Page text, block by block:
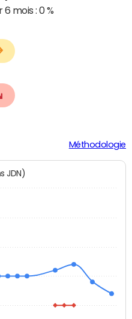
6 mois :0 %
Méthodologie
JDN)